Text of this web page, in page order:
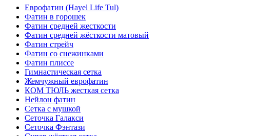
Еврофатин (Hayel Life Tul)
Фатин в горошек
Фатин средней жесткости
Фатин средней жёсткости матовый
Фатин стрейч
Фатин со снежинками
Фатин плиссе
Гимнастическая сетка
Жемчужный еврофатин
КОМ ТЮЛЬ жесткая сетка
Нейлон фатин
Сетка с мушкой
Сеточка Галакси
Сеточка Фэнтази